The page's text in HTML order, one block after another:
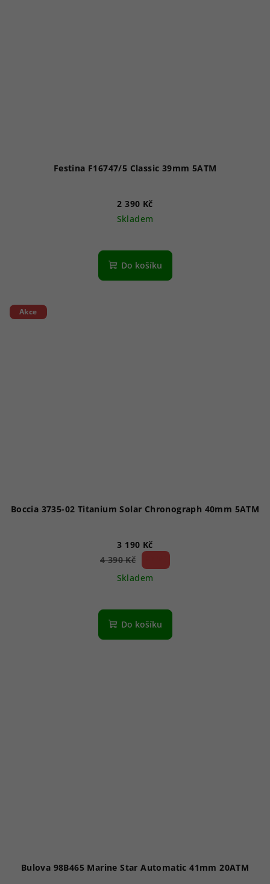
Festina F16747/5 Classic 39mm 5ATM
2 390 Kč
Skladem
Do košíku
Akce
Boccia 3735-02 Titanium Solar Chronograph 40mm 5ATM
3 190 Kč
4 390 Kč
Skladem
Do košíku
Bulova 98B465 Marine Star Automatic 41mm 20ATM